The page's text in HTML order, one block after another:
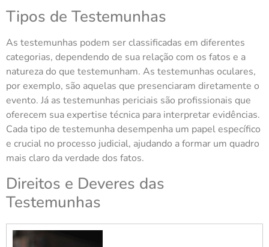
Tipos de Testemunhas
As testemunhas podem ser classificadas em diferentes
categorias, dependendo de sua relação com os fatos e a
natureza do que testemunham. As testemunhas oculares,
por exemplo, são aquelas que presenciaram diretamente o
evento. Já as testemunhas periciais são profissionais que
oferecem sua expertise técnica para interpretar evidências.
Cada tipo de testemunha desempenha um papel específico
e crucial no processo judicial, ajudando a formar um quadro
mais claro da verdade dos fatos.
Direitos e Deveres das
Testemunhas